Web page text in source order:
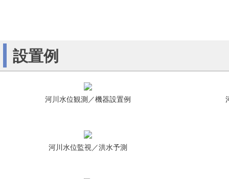
設置例
河川水位観測／機器設置例
河川水位監視／洪水予測